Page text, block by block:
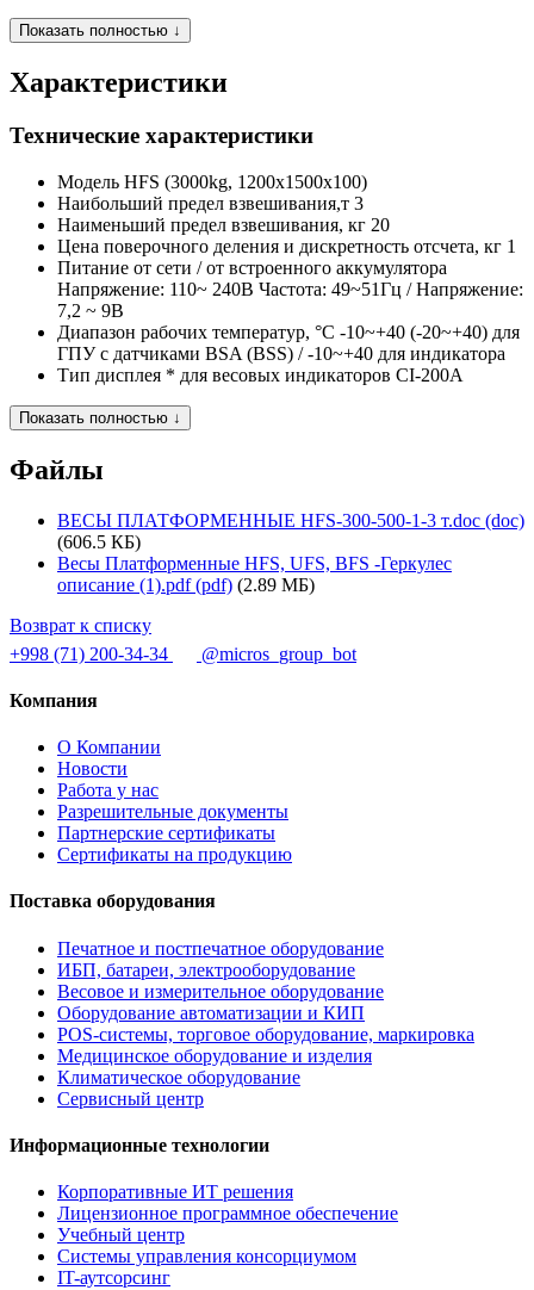
Показать полностью ↓
Характеристики
Технические характеристики
Модель HFS (3000kg, 1200x1500x100)
Наибольший предел взвешивания,т 3
Наименьший предел взвешивания, кг 20
Цена поверочного деления и дискретность отсчета, кг 1
Питание от сети / от встроенного аккумулятора
Напряжение: 110~ 240В Частота: 49~51Гц / Напряжение:
7,2 ~ 9В
Диапазон рабочих температур, °C -10~+40 (-20~+40) для
ГПУ с датчиками BSA (BSS) / -10~+40 для индикатора
Тип дисплея * для весовых индикаторов CI-200A
Показать полностью ↓
Файлы
ВЕСЫ ПЛАТФОРМЕННЫЕ HFS-300-500-1-3 т.doc (doc)
(606.5 КБ)
Весы Платформенные HFS, UFS, BFS -Геркулес
описание (1).pdf (pdf) (2.89 МБ)
Возврат к списку
+998 (71) 200-34-34
@micros_group_bot
Компания
О Компании
Новости
Работа у нас
Разрешительные документы
Партнерские сертификаты
Сертификаты на продукцию
Поставка оборудования
Печатное и постпечатное оборудование
ИБП, батареи, электрооборудование
Весовое и измерительное оборудование
Оборудование автоматизации и КИП
POS-системы, торговое оборудование, маркировка
Медицинское оборудование и изделия
Климатическое оборудование
Сервисный центр
Информационные технологии
Корпоративные ИТ решения
Лицензионное программное обеспечение
Учебный центр
Системы управления консорциумом
IT-аутсорсинг